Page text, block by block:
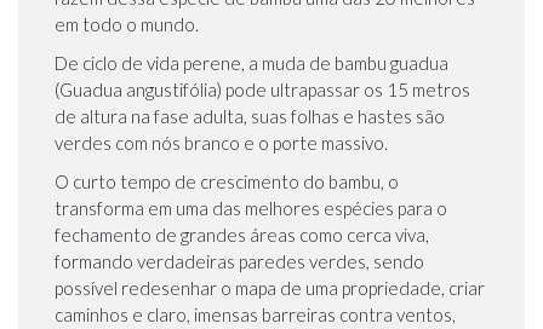
em todo o mundo.
De ciclo de vida perene, a muda de bambu guadua
(Guadua angustifólia) pode ultrapassar os 15 metros
de altura na fase adulta, suas folhas e hastes são
verdes com nós branco e o porte massivo.
O curto tempo de crescimento do bambu, o
transforma em uma das melhores espécies para o
fechamento de grandes áreas como cerca viva,
formando verdadeiras paredes verdes, sendo
possível redesenhar o mapa de uma propriedade, criar
caminhos e claro, imensas barreiras contra ventos,